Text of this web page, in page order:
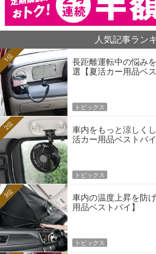
人気記事ラン
長距離運転中の悩み
選【夏活カー用品ベス
1位
トピックス
車内をもっと涼しく
活カー用品ベストバイ
2位
トピックス
車内の温度上昇を防
用品ベストバイ】
3位
トピックス